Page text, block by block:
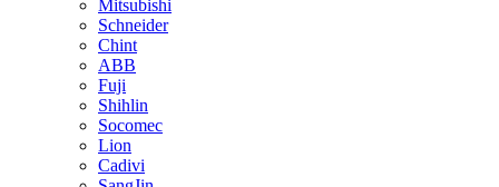
Mitsubishi
Schneider
Chint
ABB
Fuji
Shihlin
Socomec
Lion
Cadivi